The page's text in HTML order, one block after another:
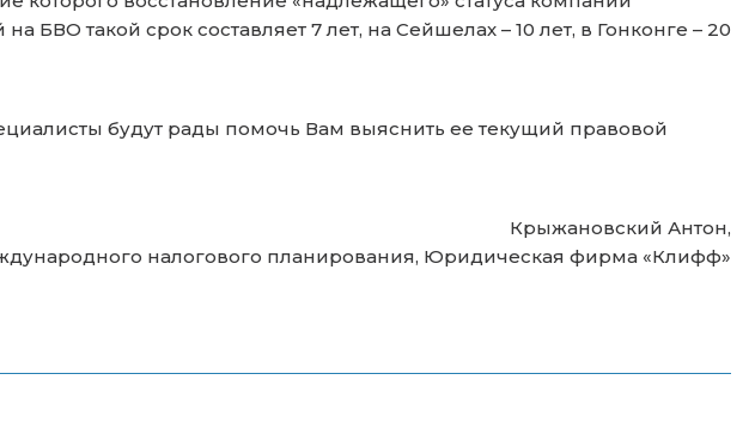
такой срок составляет 7 лет, на Сейшелах – 10 лет, в Гонконге – 20
будут рады помочь Вам выяснить ее текущий правовой
Крыжановский Антон,
налогового планирования, Юридическая фирма «Клифф»